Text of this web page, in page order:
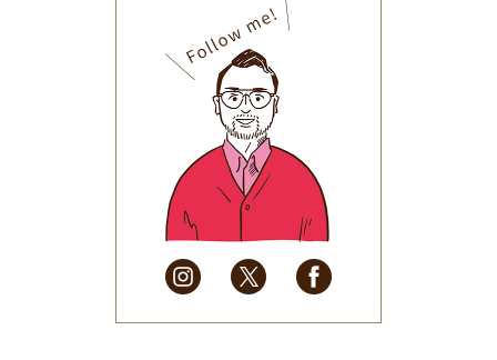
(32)
2025年9月(30)
2025年8月(31)
2025年7月(37)
2025年6月(48)
2025年5月
(41)
2025年4月
(32)
2025年3月(31)
2025年2月
(28)
2025年1月
(34)